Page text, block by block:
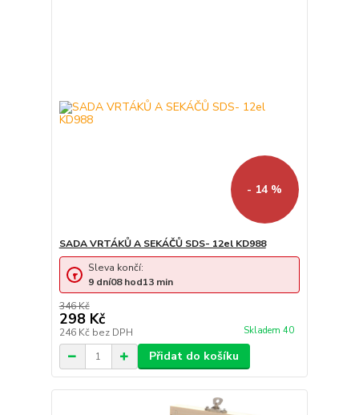
- 14 %
SADA VRTÁKŮ A SEKÁČŮ SDS- 12el KD988
346 Kč
298 Kč
246 Kč bez DPH Skladem 40
Sleva končí:
9 dní08hod13 min
Přidat do košíku